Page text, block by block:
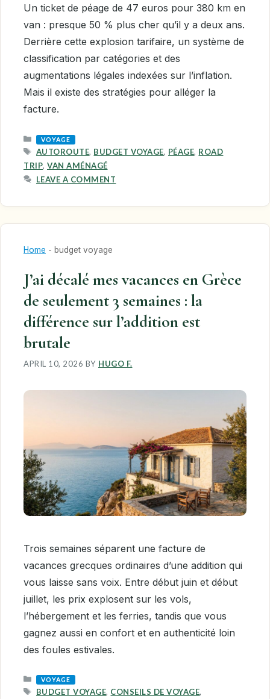
Un ticket de péage de 47 euros pour 380 km en
van : presque 50 % plus cher qu’il y a deux ans.
Derrière cette explosion tarifaire, un système de
classification par catégories et des
augmentations légales indexées sur l’inflation.
Mais il existe des stratégies pour alléger la
facture.
CATEGORIES
VOYAGE
TAGS
AUTOROUTE, BUDGET VOYAGE, PÉAGE, ROAD
TRIP, VAN AMÉNAGÉ
LEAVE A COMMENT
Home - budget voyage
J’ai décalé mes vacances en Grèce
de seulement 3 semaines : la
différence sur l’addition est
brutale
APRIL 10, 2026 BY HUGO F.
Trois semaines séparent une facture de
vacances grecques ordinaires d’une addition qui
vous laisse sans voix. Entre début juin et début
juillet, les prix explosent sur les vols,
l’hébergement et les ferries, tandis que vous
gagnez aussi en confort et en authenticité loin
des foules estivales.
CATEGORIES
VOYAGE
TAGS
BUDGET VOYAGE, CONSEILS DE VOYAGE,